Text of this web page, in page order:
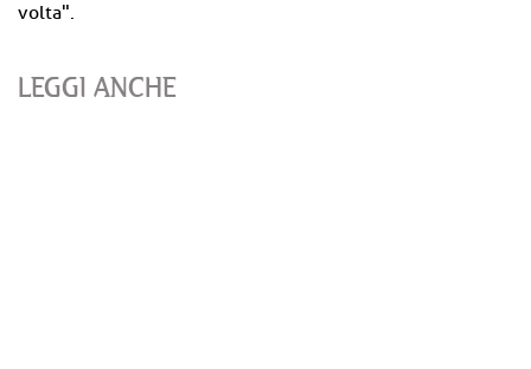
volta".
LEGGI ANCHE